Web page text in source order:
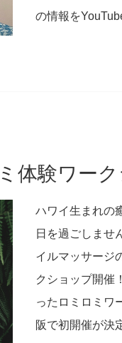
の情報を
体験ワー
ハワイ生まれの
日を過ごしませ
イルマッサージ
クショップ開催
ったロミロミワ
阪で初開催が決